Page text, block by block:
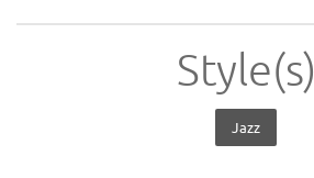
Style(s)
Jazz